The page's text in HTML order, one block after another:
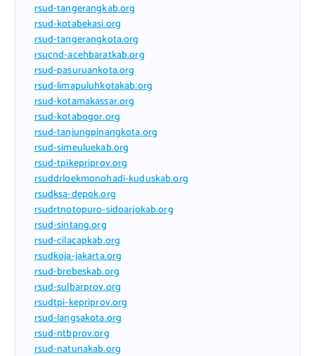
rsud-tangerangkab.org
rsud-kotabekasi.org
rsud-tangerangkota.org
rsucnd-acehbaratkab.org
rsud-pasuruankota.org
rsud-limapuluhkotakab.org
rsud-kotamakassar.org
rsud-kotabogor.org
rsud-tanjungpinangkota.org
rsud-simeuluekab.org
rsud-tpikepriprov.org
rsuddrloekmonohadi-kuduskab.org
rsudksa-depok.org
rsudrtnotopuro-sidoarjokab.org
rsud-sintang.org
rsud-cilacapkab.org
rsudkoja-jakarta.org
rsud-brebeskab.org
rsud-sulbarprov.org
rsudtpi-kepriprov.org
rsud-langsakota.org
rsud-ntbprov.org
rsud-natunakab.org